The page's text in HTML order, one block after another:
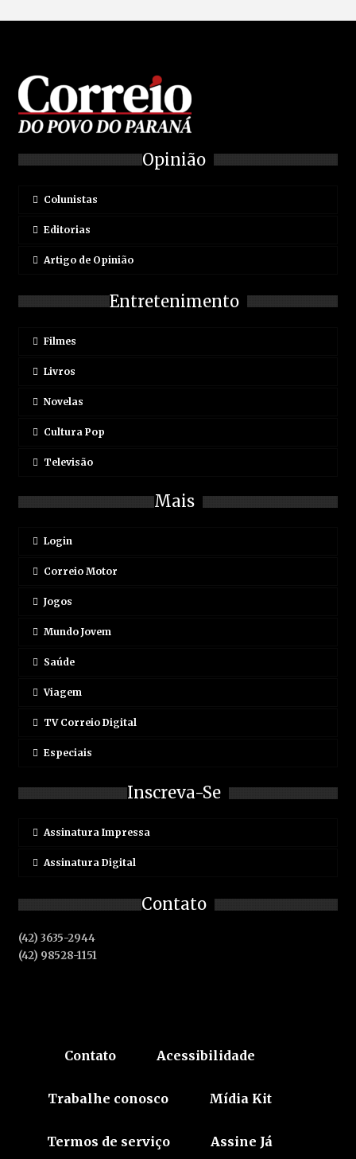
Opinião
Colunistas
Editorias
Artigo de Opinião
Entretenimento
Filmes
Livros
Novelas
Cultura Pop
Televisão
Mais
Login
Correio Motor
Jogos
Mundo Jovem
Saúde
Viagem
TV Correio Digital
Especiais
Inscreva-Se
Assinatura Impressa
Assinatura Digital
Contato
(42) 3635-2944
(42) 98528-1151
Contato Acessibilidade
Trabalhe conosco Mídia Kit
Termos de serviço Assine Já